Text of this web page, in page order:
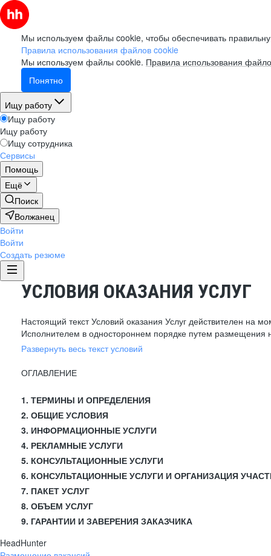
Мы используем файлы cookie, чтобы обеспечивать
Правила использования файлов cookie
Мы используем файлы cookie. Правила использования
Понятно
Ищу работу
Ищу работу
Ищу работу
Ищу сотрудника
Сервисы
Помощь
Ещё
Поиск
Волжанец
Войти
Войти
Создать резюме
УСЛОВИЯ ОКАЗАНИЯ УСЛУГ
Настоящий текст Условий оказания Услуг действителен на
Исполнителем в одностороннем порядке путем размещения
Развернуть весь текст условий
ОГЛАВЛЕНИЕ
1. ТЕРМИНЫ И ОПРЕДЕЛЕНИЯ
2. ОБЩИЕ УСЛОВИЯ
3. ИНФОРМАЦИОННЫЕ УСЛУГИ
4. РЕКЛАМНЫЕ УСЛУГИ
5. КОНСУЛЬТАЦИОННЫЕ УСЛУГИ
6. КОНСУЛЬТАЦИОННЫЕ УСЛУГИ И ОРГАНИЗАЦИЯ
7. ПАКЕТ УСЛУГ
8. ОБЪЕМ УСЛУГ
9. ГАРАНТИИ И ЗАВЕРЕНИЯ ЗАКАЗЧИКА
HeadHunter